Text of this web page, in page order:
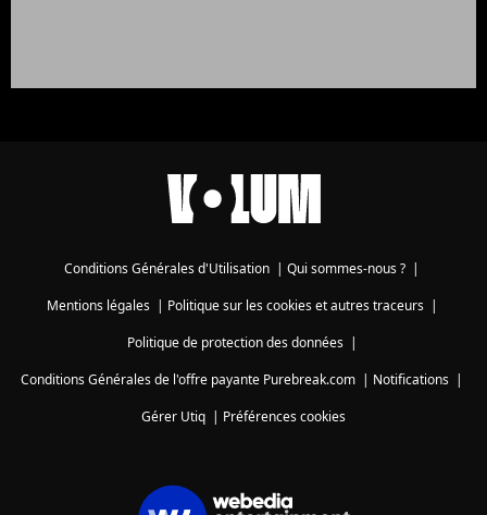
Conditions Générales d'Utilisation | Qui sommes-nous ? |
Mentions légales| Politique sur les cookies et autres traceurs|
Politique de protection des données|
Conditions Générales de l'offre payante Purebreak.com | Notifications |
Gérer Utiq | Préférences cookies